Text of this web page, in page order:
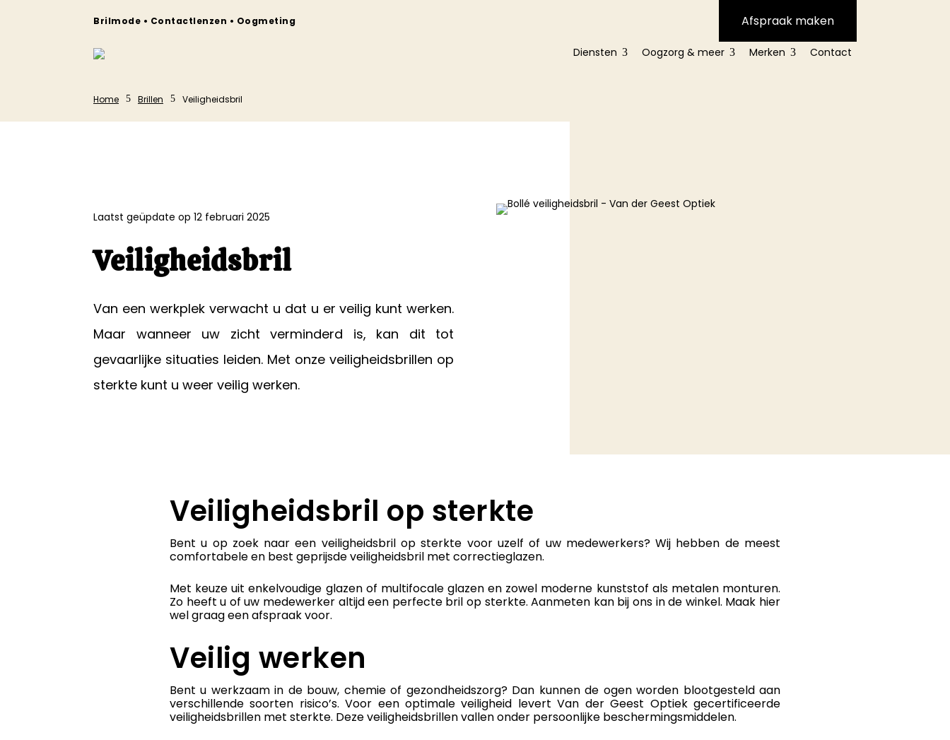
Brilmode • Contactlenzen • Oogmeting Afspraak maken
Diensten 3 Oogzorg & meer 3 Merken 3 Contact
Home 5 Brillen 5 Veiligheidsbril
Laatst geüpdate op 12 februari 2025
Veiligheidsbril
Van een werkplek verwacht u dat u er veilig kunt werken.
Maar wanneer uw zicht verminderd is, kan dit tot
gevaarlijke situaties leiden. Met onze veiligheidsbrillen op
sterkte kunt u weer veilig werken.
Veiligheidsbril op sterkte
Bent u op zoek naar een veiligheidsbril op sterkte voor uzelf of uw medewerkers? Wij hebben de meest
comfortabele en best geprijsde veiligheidsbril met correctieglazen.
Met keuze uit enkelvoudige glazen of multifocale glazen en zowel moderne kunststof als metalen monturen.
Zo heeft u of uw medewerker altijd een perfecte bril op sterkte. Aanmeten kan bij ons in de winkel. Maak hier
wel graag een afspraak voor.
Veilig werken
Bent u werkzaam in de bouw, chemie of gezondheidszorg? Dan kunnen de ogen worden blootgesteld aan
verschillende soorten risico’s. Voor een optimale veiligheid levert Van der Geest Optiek gecertificeerde
veiligheidsbrillen met sterkte. Deze veiligheidsbrillen vallen onder persoonlijke beschermingsmiddelen.